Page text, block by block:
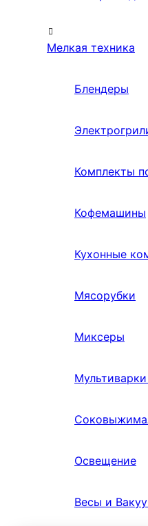
Мелкая техника
Блендеры
Комплекты
Кофемашины
Кухонные
Мясорубки
Миксеры
Освещение
Весы и